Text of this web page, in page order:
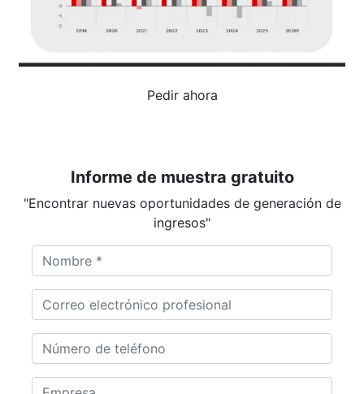
Pedir ahora
Informe de muestra gratuito
"Encontrar nuevas oportunidades de generación de
ingresos"